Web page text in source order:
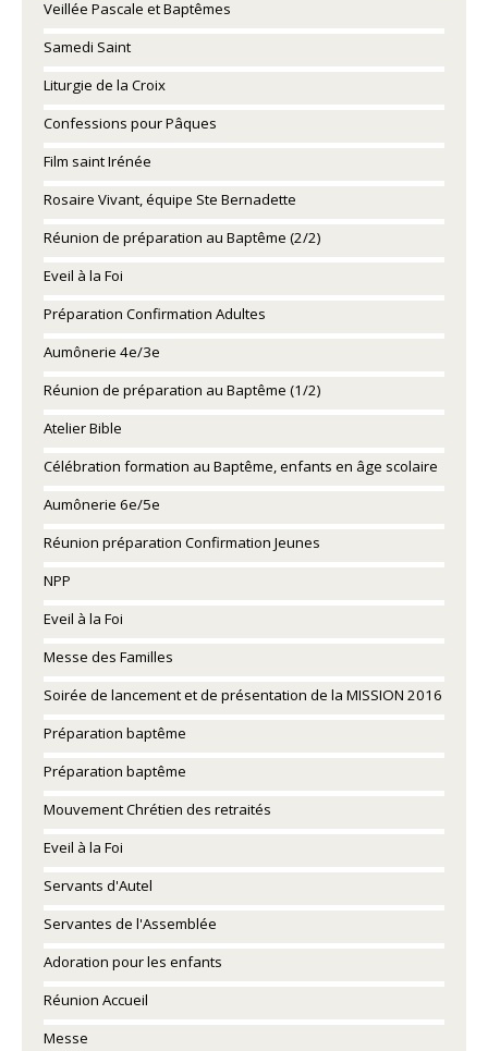
Veillée Pascale et Baptêmes
Samedi Saint
Liturgie de la Croix
Confessions pour Pâques
Film saint Irénée
Rosaire Vivant, équipe Ste Bernadette
Réunion de préparation au Baptême (2/2)
Eveil à la Foi
Préparation Confirmation Adultes
Aumônerie 4e/3e
Réunion de préparation au Baptême (1/2)
Atelier Bible
Célébration formation au Baptême, enfants en âge scolaire
Aumônerie 6e/5e
Réunion préparation Confirmation Jeunes
NPP
Eveil à la Foi
Messe des Familles
Soirée de lancement et de présentation de la MISSION 2016
Préparation baptême
Préparation baptême
Mouvement Chrétien des retraités
Eveil à la Foi
Servants d'Autel
Servantes de l'Assemblée
Adoration pour les enfants
Réunion Accueil
Messe